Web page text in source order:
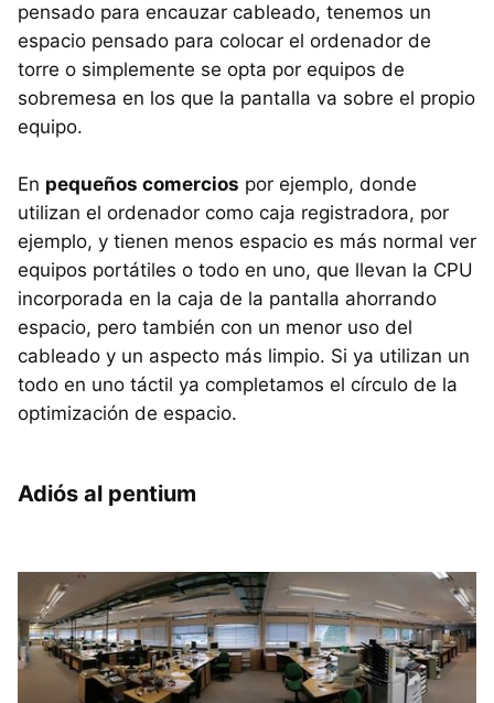
pensado para encauzar cableado, tenemos un
espacio pensado para colocar el ordenador de
torre o simplemente se opta por equipos de
sobremesa en los que la pantalla va sobre el propio
equipo.
En pequeños comercios por ejemplo, donde
utilizan el ordenador como caja registradora, por
ejemplo, y tienen menos espacio es más normal ver
equipos portátiles o todo en uno, que llevan la CPU
incorporada en la caja de la pantalla ahorrando
espacio, pero también con un menor uso del
cableado y un aspecto más limpio. Si ya utilizan un
todo en uno táctil ya completamos el círculo de la
optimización de espacio.
Adiós al pentium